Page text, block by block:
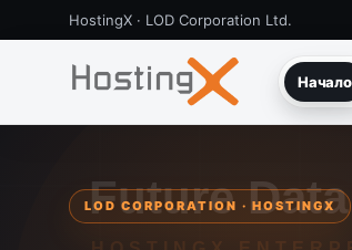
HostingX · LOD Corporation Ltd.
Начало
LOD CORPORATION · HOSTINGX